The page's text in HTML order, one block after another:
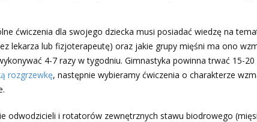
ćwiczenia dla swojego dziecka musi posiadać wiedzę na
lekarza lub fizjoterapeutę) oraz jakie grupy mięśni ma ono
4-7 razy w tygodniu. Gimnastyka powinna trwać 15-
rozgrzewkę, następnie wybieramy ćwiczenia o charakterze
odwodzicieli i rotatorów zewnętrznych stawu biodrowego